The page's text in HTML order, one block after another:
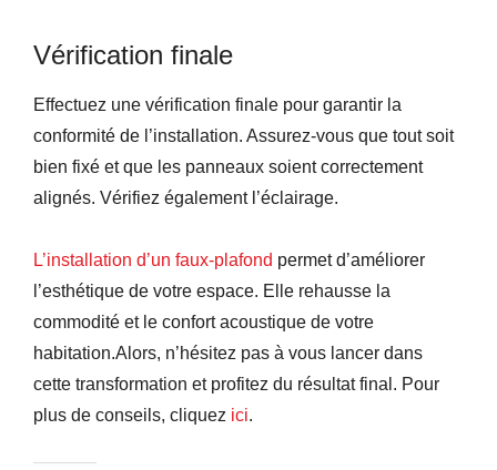
Vérification finale
Effectuez une vérification finale pour garantir la
conformité de l’installation. Assurez-vous que tout soit
bien fixé et que les panneaux soient correctement
alignés. Vérifiez également l’éclairage.
L’installation d’un faux-plafond permet d’améliorer
l’esthétique de votre espace. Elle rehausse la
commodité et le confort acoustique de votre
habitation.Alors, n’hésitez pas à vous lancer dans
cette transformation et profitez du résultat final. Pour
plus de conseils, cliquez ici.